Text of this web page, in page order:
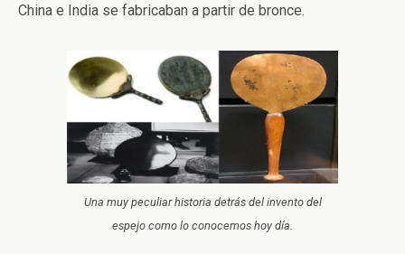
China e India se fabricaban a partir de bronce.
Una muy peculiar historia detrás del invento del
espejo como lo conocemos hoy día.